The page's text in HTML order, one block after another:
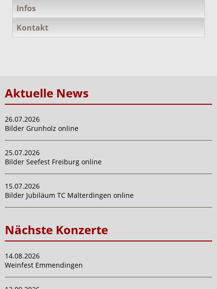
Infos
Kontakt
Aktuelle News
26.07.2026
Bilder Grunholz online
25.07.2026
Bilder Seefest Freiburg online
15.07.2026
Bilder Jubiläum TC Malterdingen online
Nächste Konzerte
14.08.2026
Weinfest Emmendingen